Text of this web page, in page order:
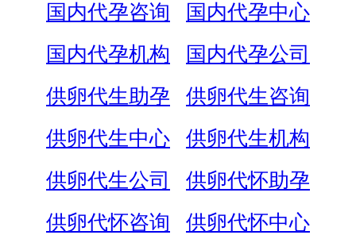
国内代孕咨询
国内代孕中心
国内代孕机构
国内代孕公司
供卵代生助孕
供卵代生咨询
供卵代生中心
供卵代生机构
供卵代生公司
供卵代怀助孕
供卵代怀咨询
供卵代怀中心